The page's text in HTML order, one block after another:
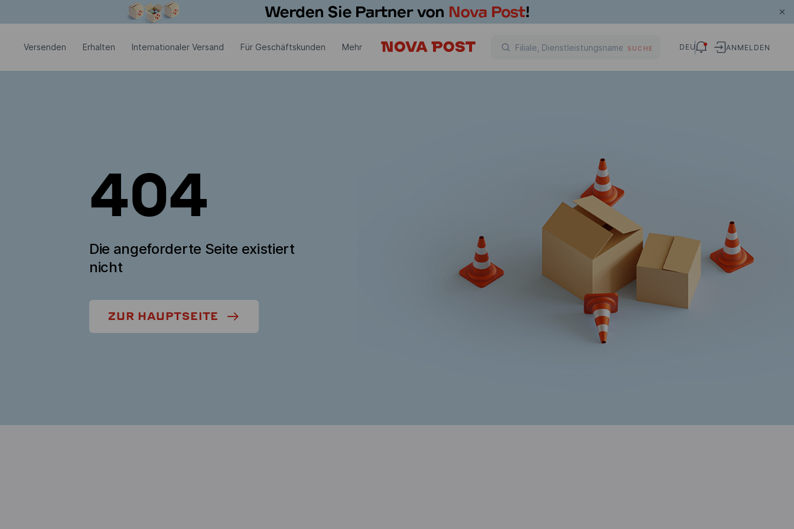
Versenden Erhalten Internationaler Versand Für Geschäftskunden Mehr SUCHE DEU ANMELDEN
404
Die angeforderte Seite existiert
nicht
ZUR HAUPTSEITE
Modales Fenster ist geöffnet